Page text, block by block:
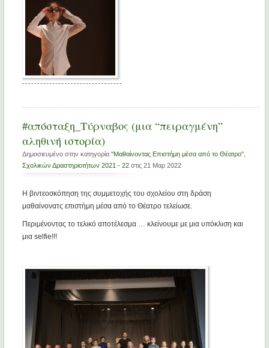
#απόσταξη_Τύρναβος (μια “πειραγμένη”
αληθινή ιστορία)
Δημοσιευμένο στην κατηγορία "Μαθαίνοντας Επιστήμη μέσα από το Θέατρο",
Σχολικών Δραστηριοτήτων 2021 - 22στις 21 Μαρ 2022
Η βιντεοσκόπηση της συμμετοχής του σχολείου στη δράση
μαθαίνονατς επιστήμη μέσα από το Θέατρο τελείωσε.
Περιμένοντας το τελικό αποτέλεσμα … κλείνουμε με μια υπόκλιση και
μια selfie!!!